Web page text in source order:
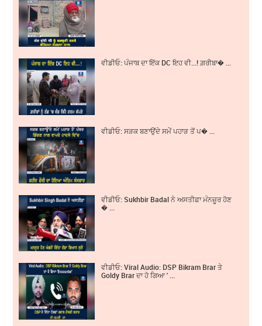
ਵੀਡੀਓ: ਪੰਜਾਬ ਦਾ ਇੱਕ DC ਇਹ ਵੀ...! ਗ਼ਰੀਬਾ� ...
ਵੀਡੀਓ: ਸੜਕ ਬਣਾਉਂਦੇ ਸਮੇਂ ਪਹਾੜ ਤੋਂ ਪ� ...
ਵੀਡੀਓ: Sukhbir Badal ਨੇ ਅਸਤੀਫ਼ਾ ਮੰਨਜ਼ੂਰ ਹੋਣ
� ...
ਵੀਡੀਓ: Viral Audio: DSP Bikram Brar ਤੇ
Goldy Brar ਦਾ ਹੋ ਗਿਆ ' ...